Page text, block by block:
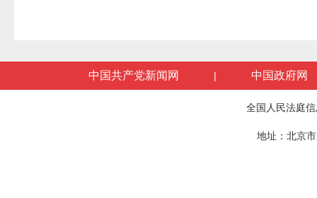
中国共产党新闻网 | 中国政府网
全国人民法庭
地址：北京